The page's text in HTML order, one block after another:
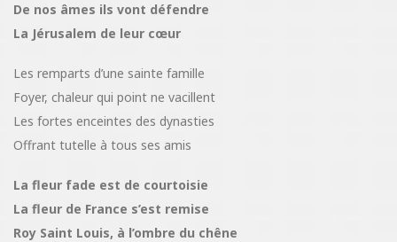
De nos âmes ils vont défendre
La Jérusalem de leur cœur
Les remparts d’une sainte famille
Foyer, chaleur qui point ne vacillent
Les fortes enceintes des dynasties
Offrant tutelle à tous ses amis
La fleur fade est de courtoisie
La fleur de France s’est remise
Roy Saint Louis, à l’ombre du chêne